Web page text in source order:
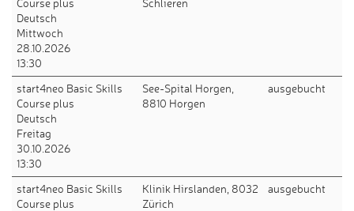
Course plus
Deutsch
Mittwoch
28.10.2026
13:30
Schlieren
start4neo Basic Skills
Course plus
Deutsch
Freitag
30.10.2026
13:30
See-Spital Horgen,
8810 Horgen
ausgebucht
start4neo Basic Skills
Course plus
Klinik Hirslanden, 8032
Zürich
ausgebucht